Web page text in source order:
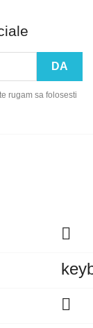
rugam sa folosesti

